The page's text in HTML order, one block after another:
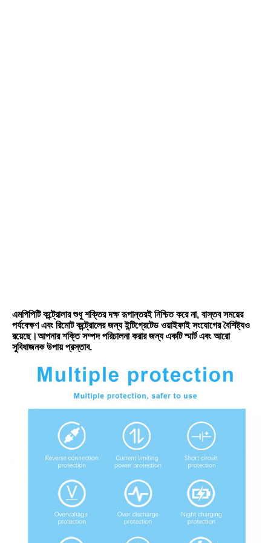
এমপিপিটি কন্ট্রোলার শুধু শক্তির দক্ষ রূপান্তরই নিশ্চিত করে না, বাস্তব সময়ের
পর্যবেক্ষণ এবং রিমোট কন্ট্রোলের জন্য ইন্টিগ্রেটেড ওয়াইফাই সংযোগের বৈশিষ্ট্যও
রয়েছে।আপনার শক্তি সম্পদ পরিচালনা করার জন্য একটি স্মার্ট এবং আরো
সুবিধাজনক উপায় প্রস্তাব.